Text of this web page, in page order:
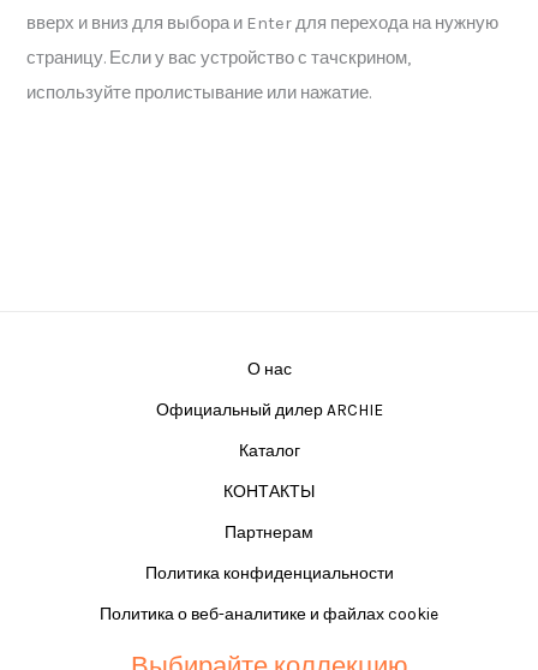
вверх и вниз для выбора и Enter для перехода на нужную
страницу. Если у вас устройство с тачскрином,
используйте пролистывание или нажатие.
О нас
Официальный дилер ARCHIE
Каталог
КОНТАКТЫ
Партнерам
Политика конфиденциальности
Политика о веб-аналитике и файлах cookie